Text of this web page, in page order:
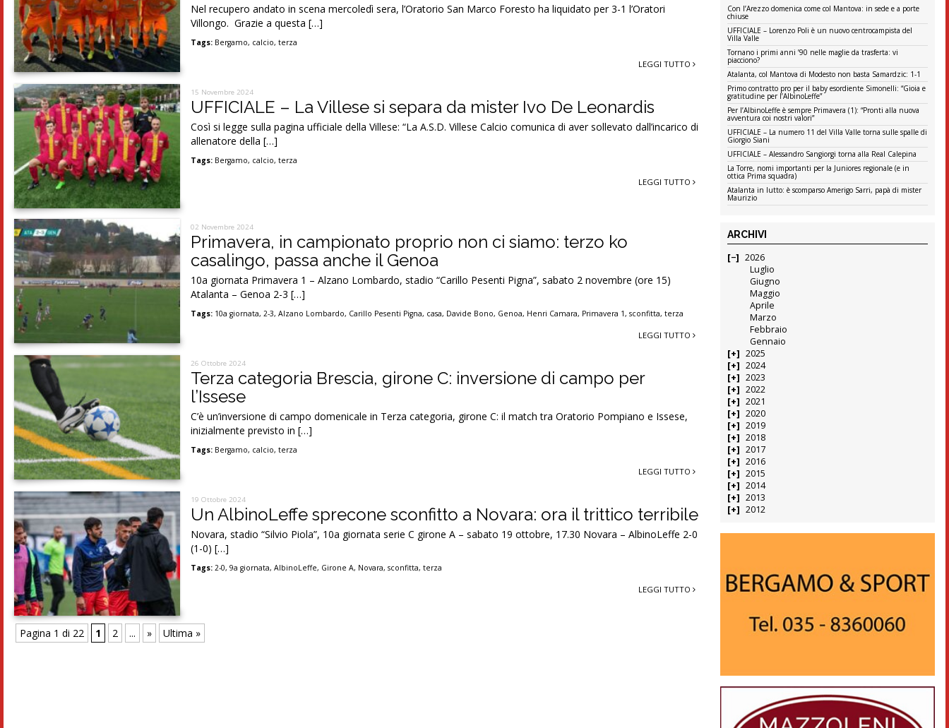
Nel recupero andato in scena mercoledì sera, l’Oratorio San Marco Foresto ha liquidato per 3-1 l’Oratori
Villongo. Grazie a questa […]
Tags: Bergamo, calcio,terza
LEGGI TUTTO
15 Novembre 2024
UFFICIALE – La Villese si separa da mister Ivo De Leonardis
Così si legge sulla pagina ufficiale della Villese: “La A.S.D. Villese Calcio comunica di aver sollevato dall’incarico di
allenatore della […]
Tags: Bergamo, calcio,terza
LEGGI TUTTO
02 Novembre 2024
Primavera, in campionato proprio non ci siamo: terzo ko
casalingo, passa anche il Genoa
10a giornata Primavera 1 – Alzano Lombardo, stadio “Carillo Pesenti Pigna”, sabato 2 novembre (ore 15)
Atalanta – Genoa 2-3 […]
Tags: 10a giornata,2-3,Alzano Lombardo, Carillo Pesenti Pigna, casa, Davide Bono, Genoa, Henri Camara, Primavera 1,sconfitta,terza
LEGGI TUTTO
26 Ottobre 2024
Terza categoria Brescia, girone C: inversione di campo per
l’Issese
C’è un’inversione di campo domenicale in Terza categoria, girone C: il match tra Oratorio Pompiano e Issese,
inizialmente previsto in […]
Tags: Bergamo, calcio,terza
LEGGI TUTTO
19 Ottobre 2024
Un AlbinoLeffe sprecone sconfitto a Novara: ora il trittico terribile
Novara, stadio “Silvio Piola”, 10a giornata serie C girone A – sabato 19 ottobre, 17.30 Novara – AlbinoLeffe 2-0
(1-0) […]
Tags: 2-0,9a giornata,AlbinoLeffe, Girone A, Novara,sconfitta,terza
LEGGI TUTTO
Pagina 1 di 22 1 2 ... » Ultima »
Con l’Arezzo domenica come col Mantova: in sede e a porte
chiuse
UFFICIALE – Lorenzo Poli è un nuovo centrocampista del
Villa Valle
Tornano i primi anni ’90 nelle maglie da trasferta: vi
piacciono?
Atalanta, col Mantova di Modesto non basta Samardzic: 1-1
Primo contratto pro per il baby esordiente Simonelli: “Gioia e
gratitudine per l’AlbinoLeffe”
Per l’AlbinoLeffe è sempre Primavera (1): “Pronti alla nuova
avventura coi nostri valori”
UFFICIALE – La numero 11 del Villa Valle torna sulle spalle di
Giorgio Siani
UFFICIALE – Alessandro Sangiorgi torna alla Real Calepina
La Torre, nomi importanti per la Juniores regionale (e in
ottica Prima squadra)
Atalanta in lutto: è scomparso Amerigo Sarri, papà di mister
Maurizio
ARCHIVI
2026
Luglio
Giugno
Maggio
Aprile
Marzo
Febbraio
Gennaio
2025
2024
2023
2022
2021
2020
2019
2018
2017
2016
2015
2014
2013
2012